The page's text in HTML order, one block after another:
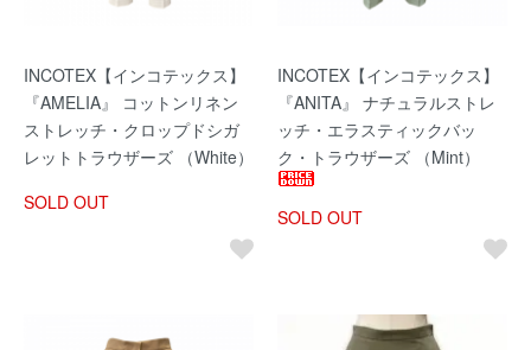
INCOTEX【インコテックス】
『AMELIA』 コットンリネン
ストレッチ・クロップドシガ
レットトラウザーズ （White）
SOLD OUT
INCOTEX【インコテックス】
『ANITA』 ナチュラルストレ
ッチ・エラスティックバッ
ク・トラウザーズ （Mint）
SOLD OUT